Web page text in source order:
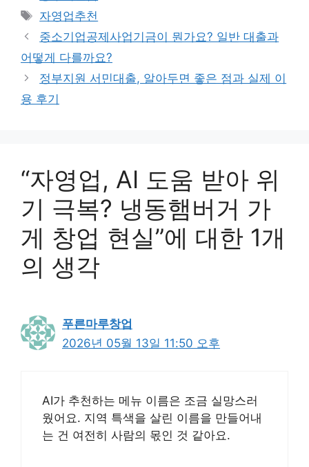
테
고
리
태
그
자영업추천
중소기업공제사업기금이 뭔가요? 일반 대출과
어떻게 다를까요?
정부지원 서민대출, 알아두면 좋은 점과 실제 이
용 후기
“자영업, AI 도움 받아 위
기 극복? 냉동햄버거 가
게 창업 현실”에 대한 1개
의 생각
푸른마루창업
2026년 05월 13일 11:50 오후
AI가 추천하는 메뉴 이름은 조금 실망스러
웠어요. 지역 특색을 살린 이름을 만들어내
는 건 여전히 사람의 몫인 것 같아요.